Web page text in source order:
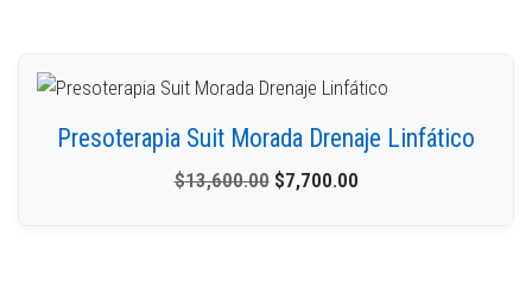
Presoterapia Suit Morada Drenaje Linfático
$13,600.00 $7,700.00